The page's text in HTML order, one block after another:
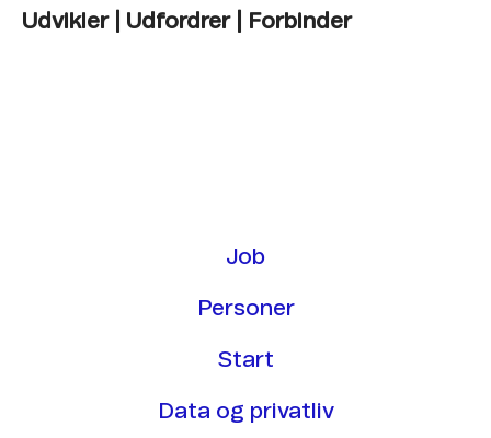
Udvikler | Udfordrer | Forbinder
Job
Personer
Start
Data og privatliv